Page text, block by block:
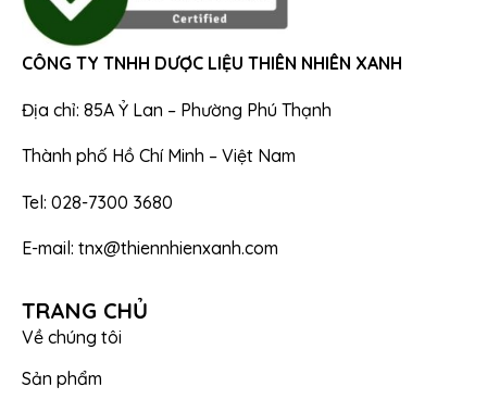
CÔNG TY TNHH DƯỢC LIỆU THIÊN NHIÊN XANH
Địa chỉ: 85A Ỷ Lan – Phường Phú Thạnh
Thành phố Hồ Chí Minh – Việt Nam
Tel: 028-7300 3680
E-mail: tnx@thiennhienxanh.com
TRANG CHỦ
Về chúng tôi
Sản phẩm